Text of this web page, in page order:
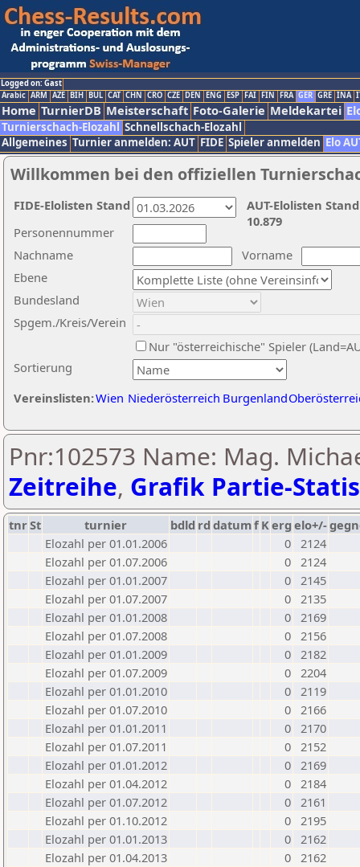
Logged on: Gast
Arabic ARM AZE BIH BUL CAT CHN CRO CZE DEN ENG ESP FAI FIN FRA GER GRE INA
Home TurnierDB Meisterschaft Foto-Galerie Meldekartei
Turnierschach-Elozahl Schnellschach-Elozahl
Allgemeines Turnier anmelden: AUT FIDE Spieler anmelden Elo
Willkommen bei den offiziellen
Nachname
Vorname
Ebene
Sortierung
Personennummer
Bundesland
Spgem./Kreis/Verein
Nur "österreichische" Spieler
Vereinslisten:Wien Niederösterreich Burgenland
AUT-Elolisten
10.879
FIDE-Elolisten Stand
Pnr:102573 Name: Mag.
Zeitreihe, Grafik Partie-
tnrSt turnier bdld rd datumf Kerg elo+/-
Elozahl per 01.01.2006
0 2124
Elozahl per 01.07.2006
0 2124
Elozahl per 01.01.2007
0 2145
Elozahl per 01.07.2007
0 2135
Elozahl per 01.01.2008
0 2169
Elozahl per 01.07.2008
0 2156
Elozahl per 01.01.2009
0 2182
Elozahl per 01.07.2009
0 2204
Elozahl per 01.01.2010
0 2119
Elozahl per 01.07.2010
0 2166
Elozahl per 01.01.2011
0 2170
Elozahl per 01.07.2011
0 2152
Elozahl per 01.01.2012
0 2169
Elozahl per 01.04.2012
0 2184
Elozahl per 01.07.2012
0 2161
Elozahl per 01.10.2012
0 2195
Elozahl per 01.01.2013
0 2162
Elozahl per 01.04.2013
0 2162